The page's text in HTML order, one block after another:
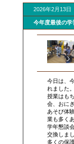
2026年2月13日
今年度最後の
今日は、
れました
授業はも
会、おに
あそび体
業も多く
学年懇談
交換しまし
多くの保